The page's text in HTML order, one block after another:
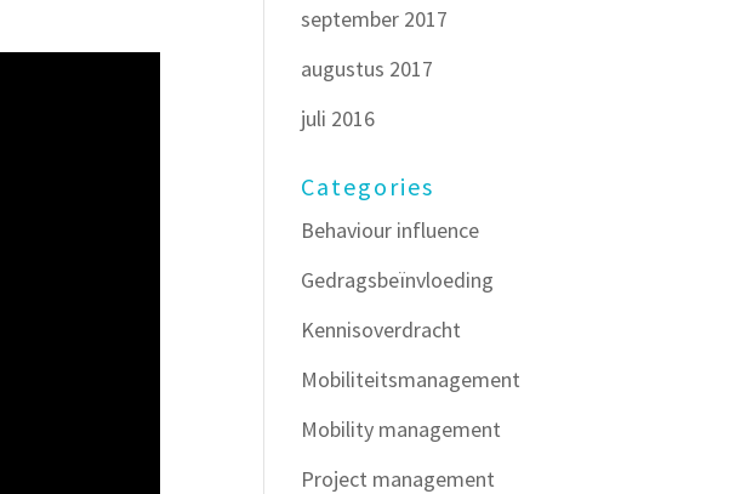
september 2017
augustus 2017
juli 2016
Categories
Behaviour influence
Gedragsbeïnvloeding
Kennisoverdracht
Mobiliteitsmanagement
Mobility management
Project management